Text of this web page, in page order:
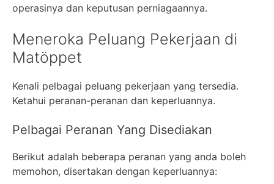
operasinya dan keputusan perniagaannya.
Meneroka Peluang Pekerjaan di
Matöppet
Kenali pelbagai peluang pekerjaan yang tersedia.
Ketahui peranan-peranan dan keperluannya.
Pelbagai Peranan Yang Disediakan
Berikut adalah beberapa peranan yang anda boleh
memohon, disertakan dengan keperluannya: